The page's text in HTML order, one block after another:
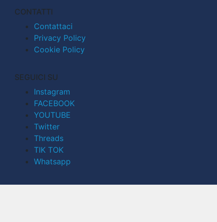
CONTATTI
Contattaci
Privacy Policy
Cookie Policy
SEGUICI SU
Instagram
FACEBOOK
YOUTUBE
Twitter
Threads
TIK TOK
Whatsapp